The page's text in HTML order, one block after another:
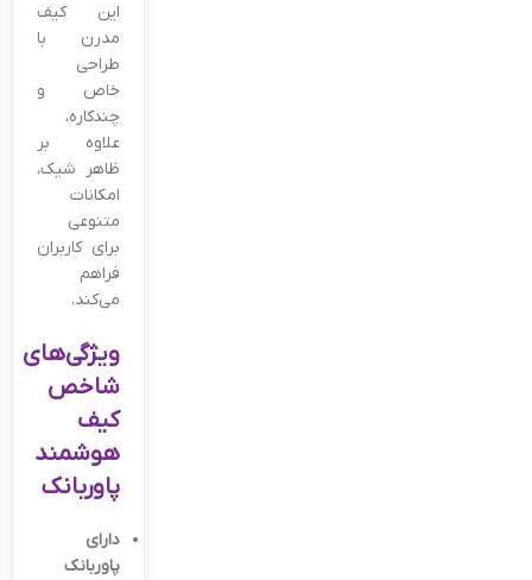
این کیف
مدرن با
طراحی
خاص و
چندکاره،
علاوه بر
ظاهر شیک،
امکانات
متنوعی
برای کاربران
فراهم
می‌کند.
ویژگی‌های
شاخص
کیف
هوشمند
پاوربانک
دارای
پاوربانک